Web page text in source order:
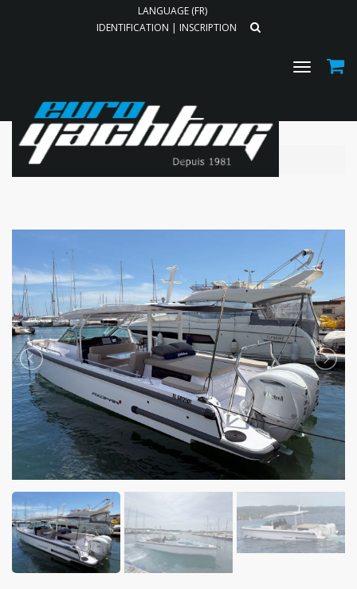
LANGUAGE (FR)
IDENTIFICATION | INSCRIPTION
Toggle
Accueil L'AXOPAR 37 SUN TOP